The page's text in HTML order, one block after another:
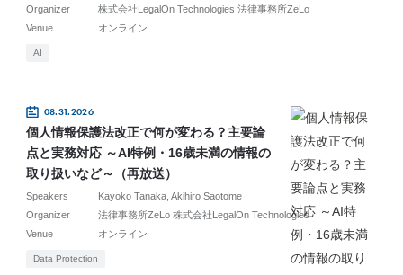
Organizer
株式会社LegalOn Technologies 法律事務所ZeLo
Venue
オンライン
AI
08.31.2026
個人情報保護法改正で何が変わる？主要論
点と実務対応 ～AI特例・16歳未満の情報の
取り扱いなど～（再放送）
Speakers Kayoko Tanaka Akihiro Saotome
Organizer
法律事務所ZeLo 株式会社LegalOn Technologies
Venue
オンライン
Data Protection